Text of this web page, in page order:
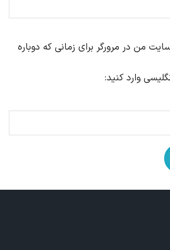
من در مرورگر برای زمانی که دوباره
وارد کنید: